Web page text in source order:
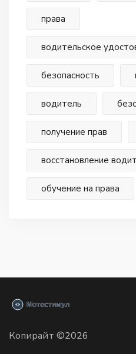
права
водительское
безопасность
водитель
получение прав
восстановление
обучение на права
Копирайт ©2026